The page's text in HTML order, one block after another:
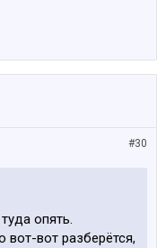
#30
опять.
вот разберётся,